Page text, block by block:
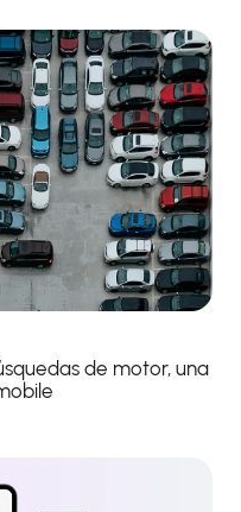
de motor, una